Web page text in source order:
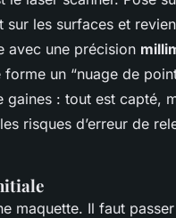
les surfaces et
avec une précision
un “nuage de
: tout est capté,
risques d’erreur de
maquette. Il faut